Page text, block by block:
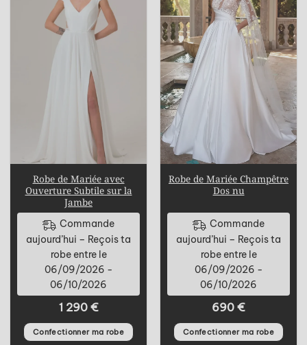
Robe de Mariée avec
Ouverture Subtile sur la
Jambe
Commande
aujourd’hui – Reçois ta
robe entre le
06/09/2026 -
06/10/2026
1 290 €
Confectionner ma robe
Robe de Mariée Champêtre
Dos nu
Commande
aujourd’hui – Reçois ta
robe entre le
06/09/2026 -
06/10/2026
690 €
Confectionner ma robe